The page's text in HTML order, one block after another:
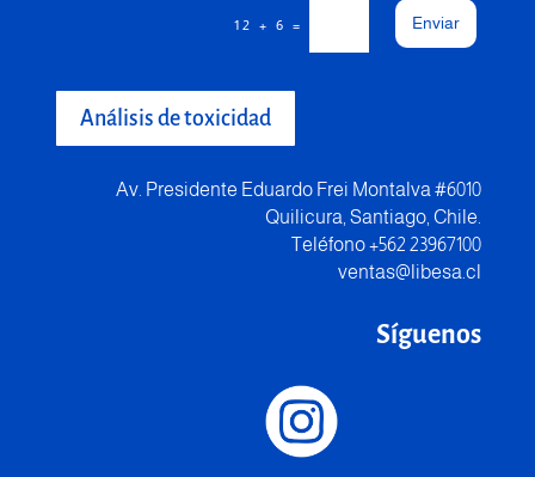
12 + 6 = Enviar
Análisis de toxicidad
Av. Presidente Eduardo Frei Montalva #6010
Quilicura, Santiago, Chile.
Teléfono +562 23967100
ventas@libesa.cl
Síguenos